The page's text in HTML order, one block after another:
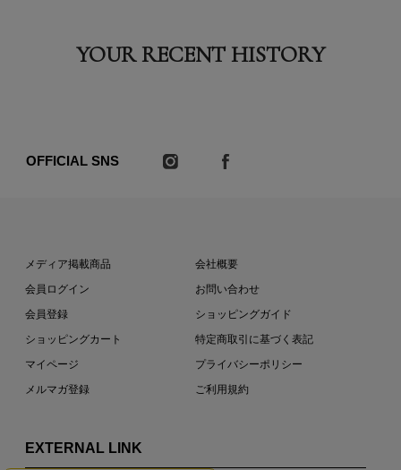
YOUR RECENT HISTORY
OFFICIAL SNS
メディア掲載商品
会員ログイン
会員登録
ショッピングカート
マイページ
メルマガ登録
会社概要
お問い合わせ
ショッピングガイド
特定商取引に基づく表記
プライバシーポリシー
ご利用規約
EXTERNAL LINK